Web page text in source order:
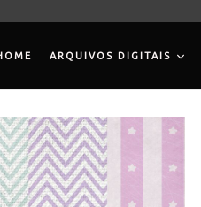
ARQUIVOS DIGITAIS